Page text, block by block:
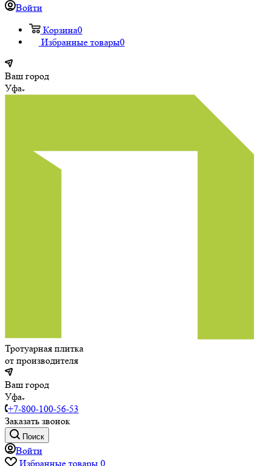
Войти
Корзина0
Избранные товары0
Ваш город
Уфа
Тротуарная плитка
от производителя
Ваш город
Уфа
+7-800-100-56-53
Заказать звонок
Поиск
Войти
Избранные товары 0